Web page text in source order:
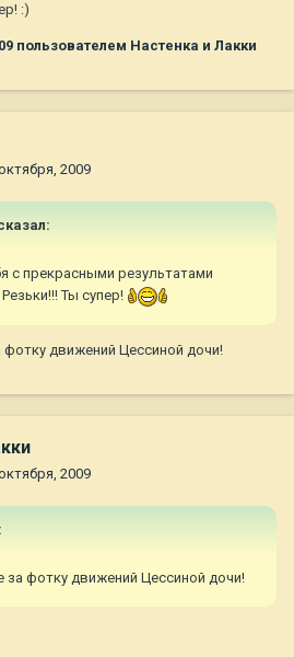
:)
пользователем Настенка и Лакки
2009
с прекрасными результатами
Ты супер!
фотку движений Цессиной дочи!
2009
за фотку движений Цессиной дочи!